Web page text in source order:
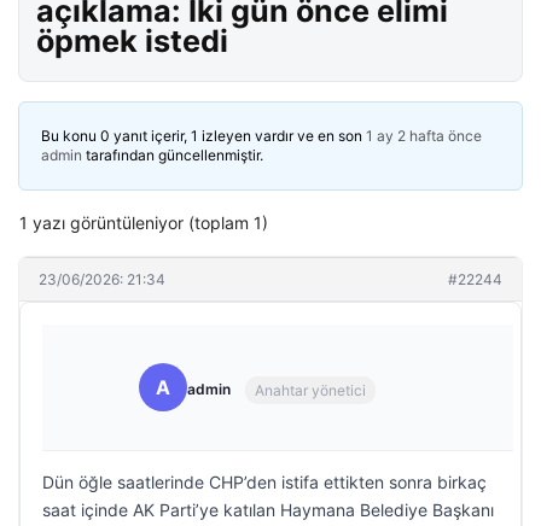
açıklama: İki gün önce elimi
öpmek istedi
Bu konu 0 yanıt içerir, 1 izleyen vardır ve en son 1 ay 2 hafta önce
admin tarafından güncellenmiştir.
1 yazı görüntüleniyor (toplam 1)
23/06/2026: 21:34 #22244
A admin Anahtar yönetici
Dün öğle saatlerinde CHP’den istifa ettikten sonra birkaç
saat içinde AK Parti’ye katılan Haymana Belediye Başkanı